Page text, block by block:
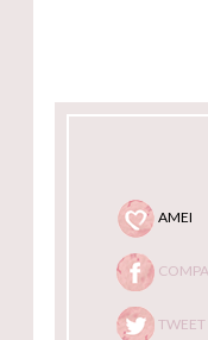
AMEI
TWEET